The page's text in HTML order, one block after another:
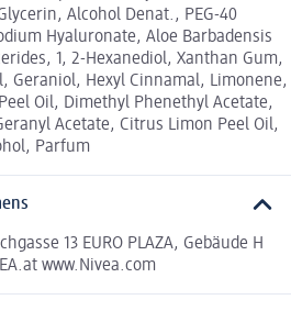
Alcohol Denat., PEG-40
Hyaluronate, Aloe Barbadensis
1, 2-Hexanediol, Xanthan Gum,
Geraniol, Hexyl Cinnamal, Limonene,
Oil, Dimethyl Phenethyl Acetate,
Acetate, Citrus Limon Peel Oil,
Parfum
13 EURO PLAZA, Gebäude H
www.Nivea.com